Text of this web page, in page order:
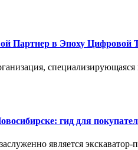
Партнер в Эпоху Цифровой
гид для
является